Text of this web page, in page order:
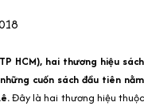
HCM), hai thương hiệu sách
cuốn sách đầu tiên nằm
Đây là hai thương hiệu thuộc